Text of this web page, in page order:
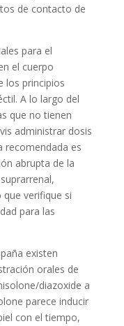
de contacto de
para el
el cuerpo
los principios
A lo largo del
que no tienen
administrar dosis
recomendada es
abrupta de la
verifique si
para las
existen
orales de
diazoxide a
parece inducir
con el tiempo,